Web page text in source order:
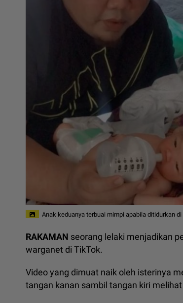
Anak keduanya terbuai mimpi apabila ditidurkan
RAKAMAN seorang lelaki menjadikan
warganet di TikTok.
Video yang dimuat naik oleh isterinya
tangan kanan sambil tangan kiri